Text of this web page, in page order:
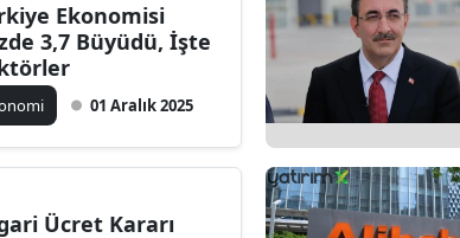
Ekonomisi
3,7 Büyüdü, İşte
01 Aralık 2025
Ücret Kararı